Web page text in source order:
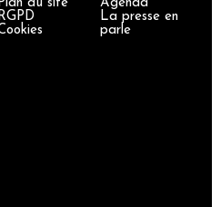
du site
Agenda
La presse en
parle